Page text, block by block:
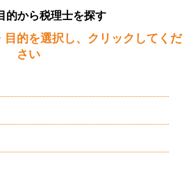
的から税理士を探す
的を選択し、クリックしてくだ
さい